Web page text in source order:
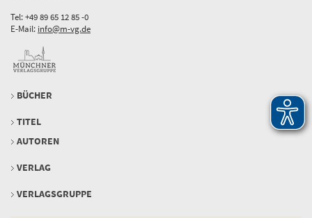
Tel: +49 89 65 12 85 -0
E-Mail: info@m-vg.de
BÜCHER
TITEL
AUTOREN
VERLAG
VERLAGSGRUPPE